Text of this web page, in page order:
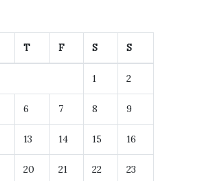
T F S S
1 2
6 7 8 9
13 14 15 16
20 21 22 23